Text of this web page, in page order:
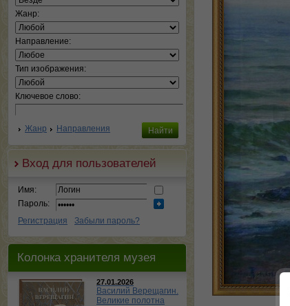
Жанр:
Направление:
Тип изображения:
Ключевое слово:
Жанр Направления
Вход для пользователей
Имя:
Пароль:
Регистрация
Забыли пароль?
Колонка хранителя музея
27.01.2026
Василий Верещагин.
Великие полотна